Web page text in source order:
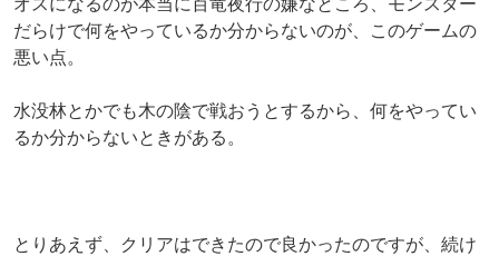
オスになるのが本当に百竜夜行の嫌なところ、モンスター
だらけで何をやっているか分からないのが、このゲームの
悪い点。
水没林とかでも木の陰で戦おうとするから、何をやってい
るか分からないときがある。
とりあえず、クリアはできたので良かったのですが、続け